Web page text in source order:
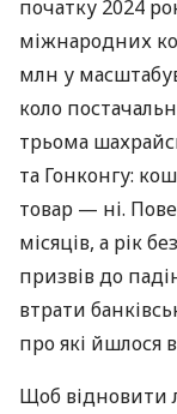
початку 2024
міжнародних
млн у
коло
трьома
та Гонконгу:
товар — ні.
місяців, а рік
призвів до
втрати
про які йшлося
Щоб відновити